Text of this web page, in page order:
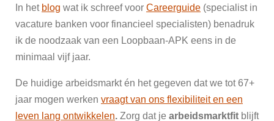
In het blog wat ik schreef voor Careerguide (specialist in
vacature banken voor financieel specialisten) benadruk
ik de noodzaak van een Loopbaan-APK eens in de
minimaal vijf jaar.
De huidige arbeidsmarktén het gegeven dat we tot 67+
jaar mogen werken vraagt van ons flexibiliteit en een
leven lang ontwikkelen. Zorg dat je arbeidsmarktfit blijft